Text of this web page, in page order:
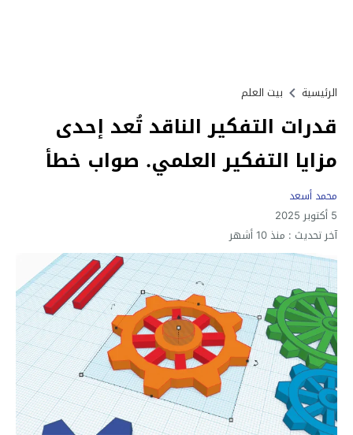
الرئيسية بيت العلم
قدرات التفكير الناقد تُعد إحدى
مزايا التفكير العلمي. صواب خطأ
محمد أسعد
5 أكتوبر 2025
آخر تحديث : منذ 10 أشهر